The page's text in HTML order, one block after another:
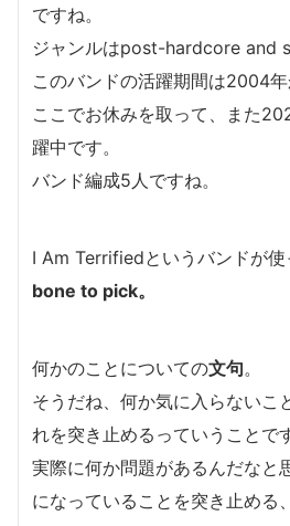
ですね。
ジャンルはpost-hardcore and
このバンドの活躍期間は2004
ここでお休みを取って、また
躍中です。
バンド編成5人ですね。
I Am Terrifiedというバンドが使
bone to pick。
何かのことについての文句。
そうだね、何か気に入らないこ
れを突き止めるっていうことで
実際に何か問題があるんだなと
になっていることを突き止める、